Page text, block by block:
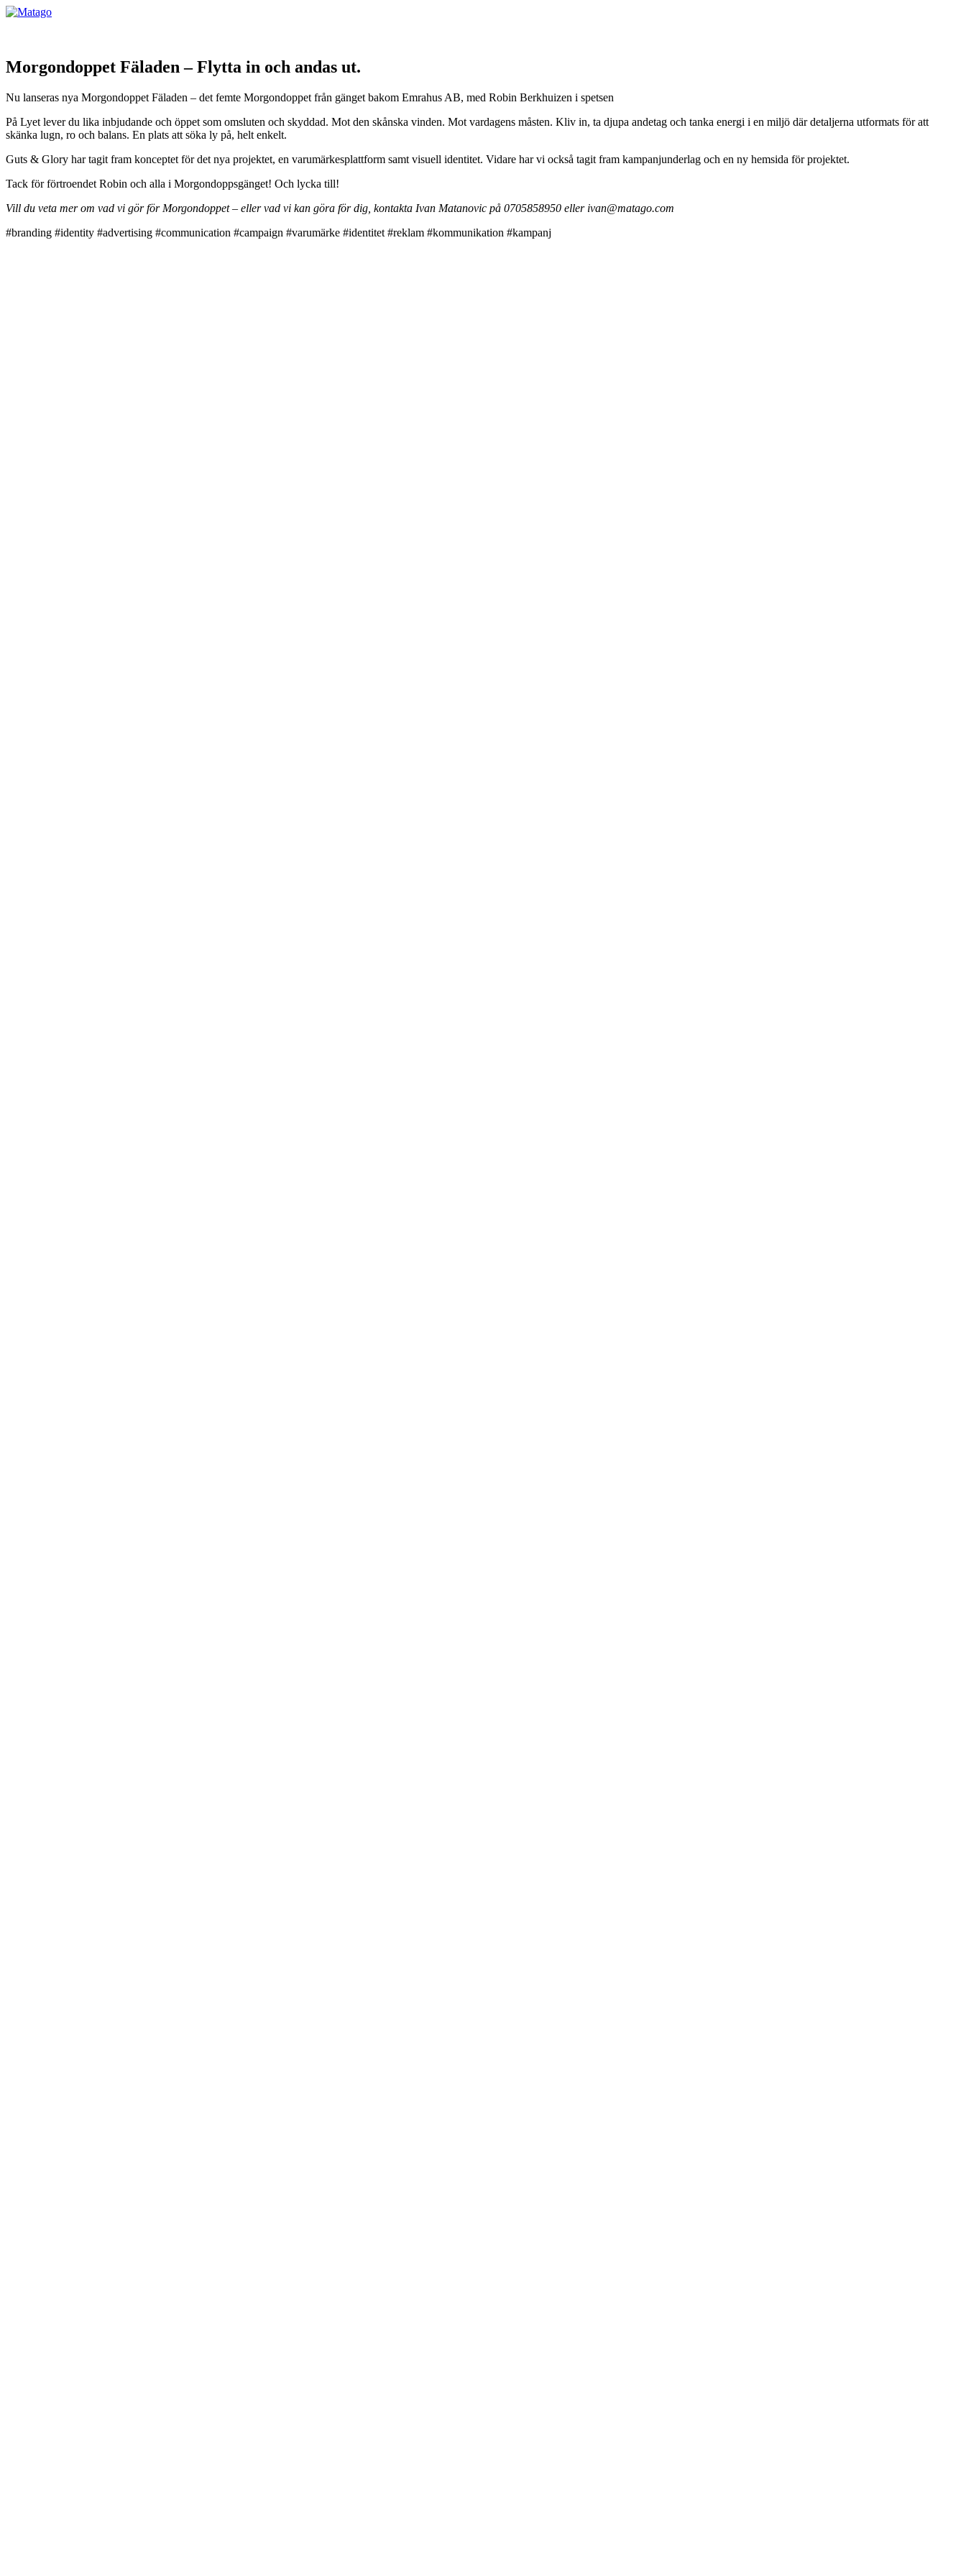
Morgondoppet Fäladen – Flytta in och andas ut.
Nu lanseras nya Morgondoppet Fäladen – det femte Morgondoppet från gänget bakom Emrahus AB, med Robin Berkhuizen i spetsen
På Lyet lever du lika inbjudande och öppet som omsluten och skyddad. Mot den skånska vinden. Mot vardagens måsten. Kliv in, ta djupa andetag och tanka energi i en miljö där detaljerna utformats för att
skänka lugn, ro och balans. En plats att söka ly på, helt enkelt.
Guts & Glory har tagit fram konceptet för det nya projektet, en varumärkesplattform samt visuell identitet. Vidare har vi också tagit fram kampanjunderlag och en ny hemsida för projektet.
Tack för förtroendet Robin och alla i Morgondoppsgänget! Och lycka till!
Vill du veta mer om vad vi gör för Morgondoppet – eller vad vi kan göra för dig, kontakta Ivan Matanovic på 0705858950 eller ivan@matago.com
#branding #identity #advertising #communication #campaign #varumärke #identitet #reklam #kommunikation #kampanj